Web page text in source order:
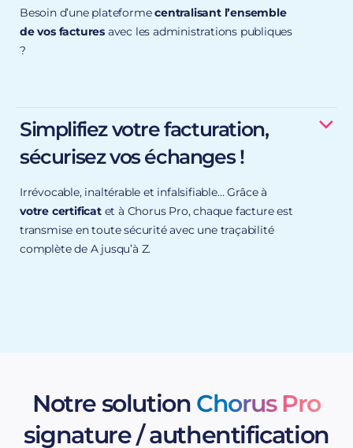
unique ;
Inaltérable: un document signé électroniquement
Besoin d’une plateformecentralisant l’ensemble
de vos factures avec les administrations publiques
?
réduction des délais de paiement
meilleure gestion de votre trésorerie
Simplifiez votre facturation,
sécurisez vos échanges !
Irrévocable, inaltérable et infalsifiable… Grâce à
votre certificatet à Chorus Pro, chaque facture est
transmise en toute sécurité avec une traçabilité
complète de A jusqu’à Z.
Vousémettez peu de factures (soit moins de 50 /
mois) : procurez-vous un certificat
eIDAS, signez votre facture dans Acrobat Reader et
Notre solution Chorus Pro
signature / authentification